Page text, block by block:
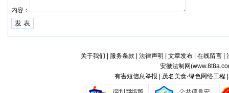
内容：
关于我们 服务条款 法律声明 文章发布| 在线留言|
安徽法制网(
有害短信息举报 | 茂名美食·绿色网络工